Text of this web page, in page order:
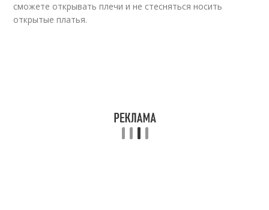
сможете открывать плечи и не стесняться носить
открытые платья.